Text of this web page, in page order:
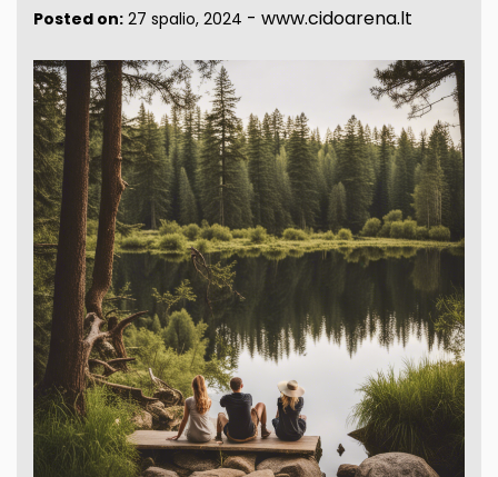
Posted on: 27 spalio, 2024 - www.cidoarena.lt